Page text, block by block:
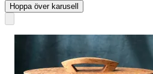
Hoppa över karusell